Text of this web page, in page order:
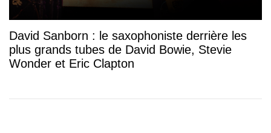
David Sanborn : le saxophoniste derrière les
plus grands tubes de David Bowie, Stevie
Wonder et Eric Clapton